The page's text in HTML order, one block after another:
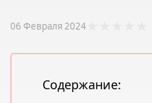
06 Февраля 2024
Содержание: